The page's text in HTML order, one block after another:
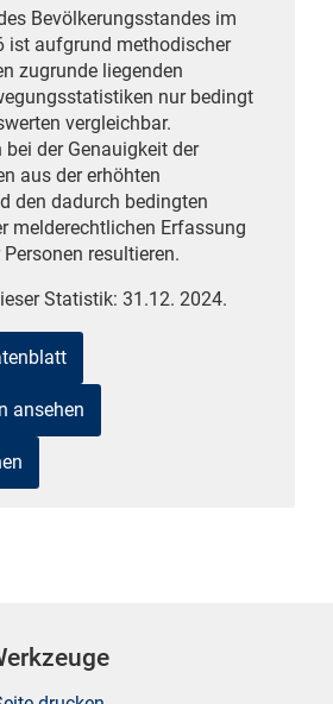
Bevölkerungsstandes im
ist aufgrund methodischer
zugrunde liegenden
nur bedingt
vergleichbar.
der Genauigkeit der
aus der erhöhten
den dadurch bedingten
melderechtlichen Erfassung
resultieren.
Statistik: 31.12. 2024.
ansehen